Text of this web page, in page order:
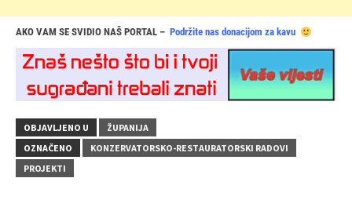
AKO VAM SE SVIDIO NAŠ PORTAL – Podržite nas donacijom za kavu
OBJAVLJENO U
ŽUPANIJA
OZNAČENO
KONZERVATORSKO-RESTAURATORSKI RADOVI
PROJEKTI